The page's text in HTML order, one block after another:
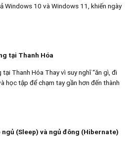
Windows 10 và Windows 11, khiến ngày
tại Thanh Hóa
Thanh Hóa Thay vì suy nghĩ “ăn gì, đi
học tập để chạm tay gần hơn đến thành
(Sleep) và ngủ đông (Hibernate)